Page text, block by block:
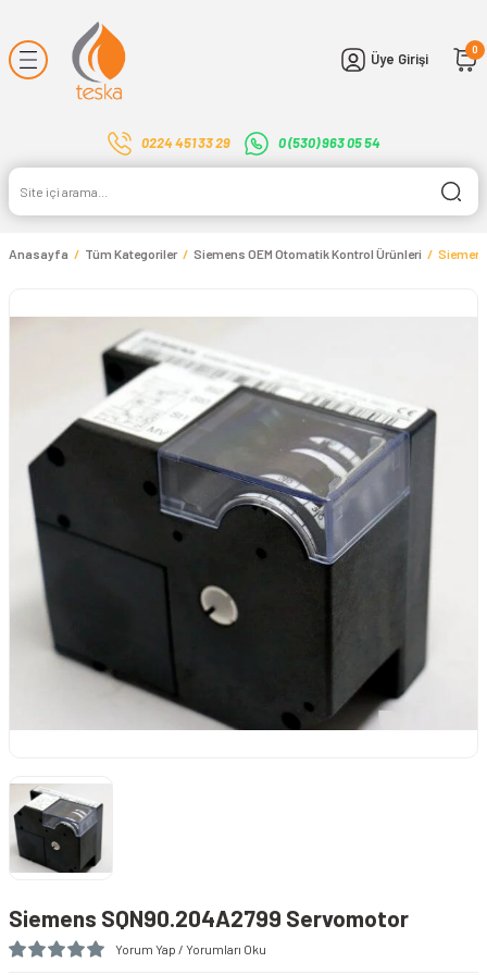
0224 451 33 29 0 (530) 963 05 54
Üye Girişi
0
Anasayfa Tüm Kategoriler Siemens OEM Otomatik Kontrol Ürünleri
Siemens SQN90.204A2799 Servomotor
Yorum Yap / Yorumları Oku
(Anemometreler)